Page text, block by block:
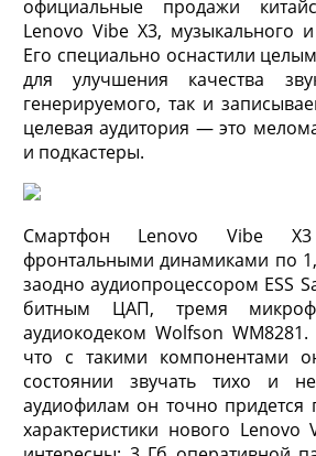
официальные продажи
Lenovo Vibe X3, музыкального
Его специально оснастили
для улучшения качества
генерируемого, так и
целеваяаудитория — это
и подкастеры.
Смартфон Lenovo Vibe X3
фронтальными динамиками по
заодно аудиопроцессором ESS
битным ЦАП, тремя
аудиокодеком Wolfson
что с такими компонентами
состоянии звучать тихо и
аудиофилам он точно
характеристики нового